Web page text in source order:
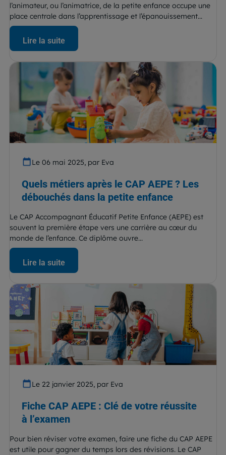
l’animateur, ou l’animatrice, de la petite enfance occupe une
place centrale dans l’apprentissage et l’épanouissement...
Lire la suite
Le 06 mai 2025, par Eva
Quels métiers après le CAP AEPE ? Les
débouchés dans la petite enfance
Le CAP Accompagnant Éducatif Petite Enfance (AEPE) est
souvent la première étape vers une carrière au cœur du
monde de l’enfance. Ce diplôme ouvre...
Lire la suite
Le 22 janvier 2025, par Eva
Fiche CAP AEPE : Clé de votre réussite
à l’examen
Pour bien réviser votre examen, faire une fiche du CAP AEPE
est utile pour gagner du temps lors des révisions. Le CAP